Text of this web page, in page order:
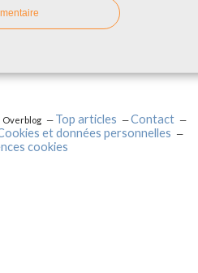
Top articles
Contact
et données personnelles
cookies